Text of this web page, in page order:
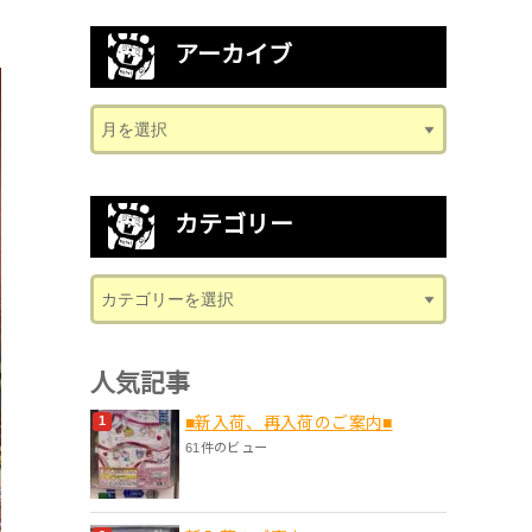
アーカイブ
カテゴリー
人気記事
■新入荷、再入荷のご案内■
61件のビュー